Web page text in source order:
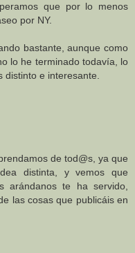
que por lo menos
por NY.
bastante, aunque como
lo he terminado todavía, lo
e interesante.
de tod@s, ya que
distinta, y vemos que
arándanos te ha servido,
las cosas que publicáis en